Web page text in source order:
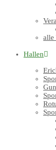
alle
Hallen